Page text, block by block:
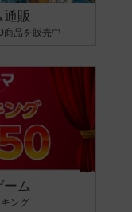
販
商品を販売中
ーム
ング